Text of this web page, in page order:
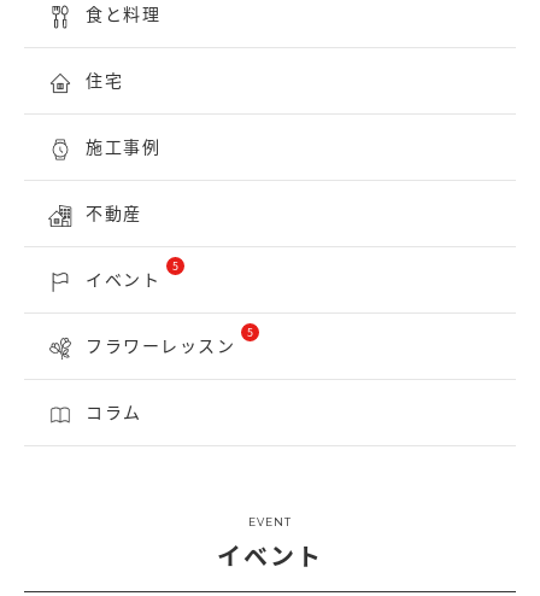
食と料理
住宅
施工事例
不動産
イベント
5
フラワーレッスン
5
コラム
EVENT
イベント